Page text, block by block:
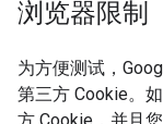
浏览器限制
为方便测试，
第三方 Cookie。
方 Cookie，并且